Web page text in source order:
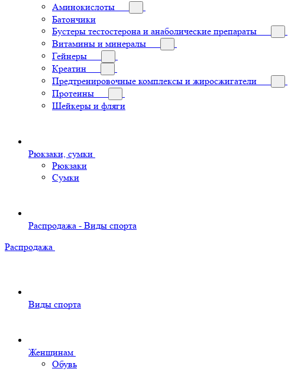
Аминокислоты
Батончики
Бустеры тестостерона и анаболические препараты
Витамины и минералы
Гейнеры
Креатин
Предтренировочные комплексы и жиросжигатели
Протеины
Шейкеры и фляги
Рюкзаки, сумки
Рюкзаки
Сумки
Распродажа - Виды спорта
Распродажа
Виды спорта
Женщинам
Обувь